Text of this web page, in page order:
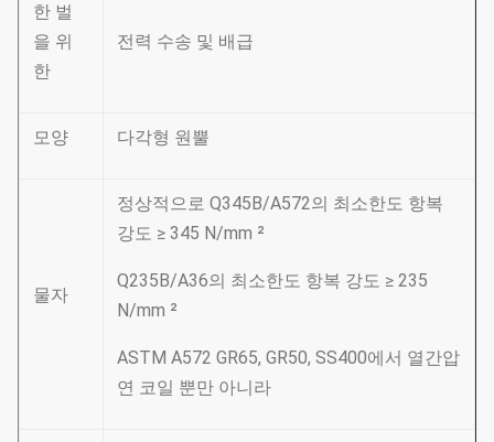
한 벌
을 위
한
전력 수송 및 배급
모양 다각형 원뿔
물자
정상적으로 Q345B/A572의 최소한도 항복
강도 ≥ 345 N/mm ²
Q235B/A36의 최소한도 항복 강도 ≥ 235
N/mm ²
ASTM A572 GR65, GR50, SS400에서 열간압
연 코일 뿐만 아니라